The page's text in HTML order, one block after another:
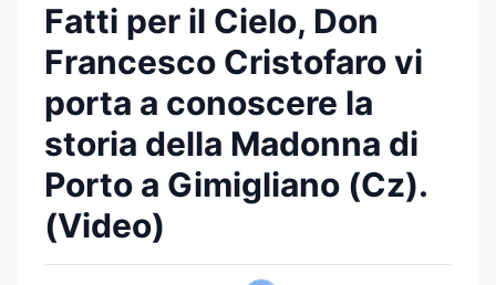
Fatti per il Cielo, Don
Francesco Cristofaro vi
porta a conoscere la
storia della Madonna di
Porto a Gimigliano (Cz).
(Video)